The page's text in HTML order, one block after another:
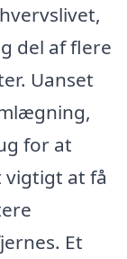
del af flere
Uanset
for at
vigtigt at få
Et